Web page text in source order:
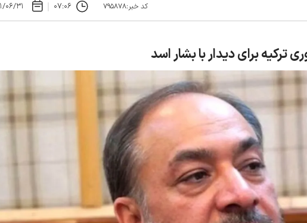
کد خبر:۷۹۵۸۷۸ ۰۷:۰۶ ۱۴۰۱/
ترکیه برای دیدار با بشار اسد